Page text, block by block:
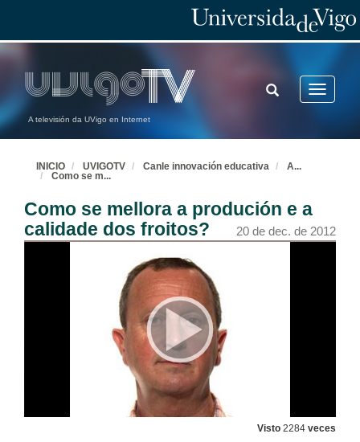
A televisión da UVigo en Internet
Toggle
TOGGLE
SEARCH
INICIO UVIGOTV Canle innovación educativa A...
Como se m...
Como se mellora a produción e a
calidade dos froitos?
20 de dec. de 2012
Visto 2284 veces